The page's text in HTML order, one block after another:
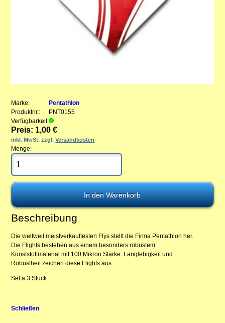
Marke:
Pentathlon
Produktnr.:
PNT0155
Verfügbarkeit:
Preis: 1,00 €
inkl. MwSt, zzgl.Versandkosten
Menge:
Beschreibung
Die weltweit meistverkauftesten Flys stellt die Firma Pentathlon her.
Die Flights bestehen aus einem besonders robustem
Kunststoffmaterial mit 100 Mikron Stärke. Langlebigkeit und
Robustheit zeichen diese Flights aus.
Set a 3 Stück
Schließen